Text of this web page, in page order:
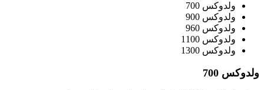
ولدوکس 700
ولدوکس 900
ولدوکس 960
ولدوکس 1100
ولدوکس 1300
ولدوکس 700